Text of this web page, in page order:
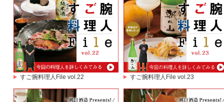
すご腕料理人File vol.22 すご腕料理人File vol.23